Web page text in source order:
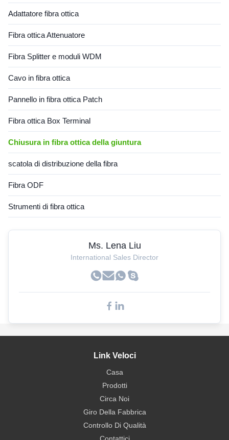
Adattatore fibra ottica
Fibra ottica Attenuatore
Fibra Splitter e moduli WDM
Cavo in fibra ottica
Pannello in fibra ottica Patch
Fibra ottica Box Terminal
Chiusura in fibra ottica della giuntura
scatola di distribuzione della fibra
Fibra ODF
Strumenti di fibra ottica
Ms. Lena Liu
International Sales Director
Link Veloci
Casa
Prodotti
Circa Noi
Giro Della Fabbrica
Controllo Di Qualità